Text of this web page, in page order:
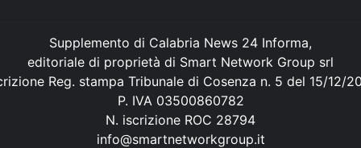
Supplemento di Calabria News 24 Informa,
editoriale di proprietà di Smart Network Group srl
Reg. stampa Tribunale di Cosenza n. 5 del 15/12/
P. IVA 03500860782
N. iscrizione ROC 28794
info@smartnetworkgroup.it